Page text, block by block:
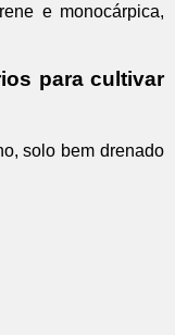
e monocárpica,
para cultivar
solo bem drenado